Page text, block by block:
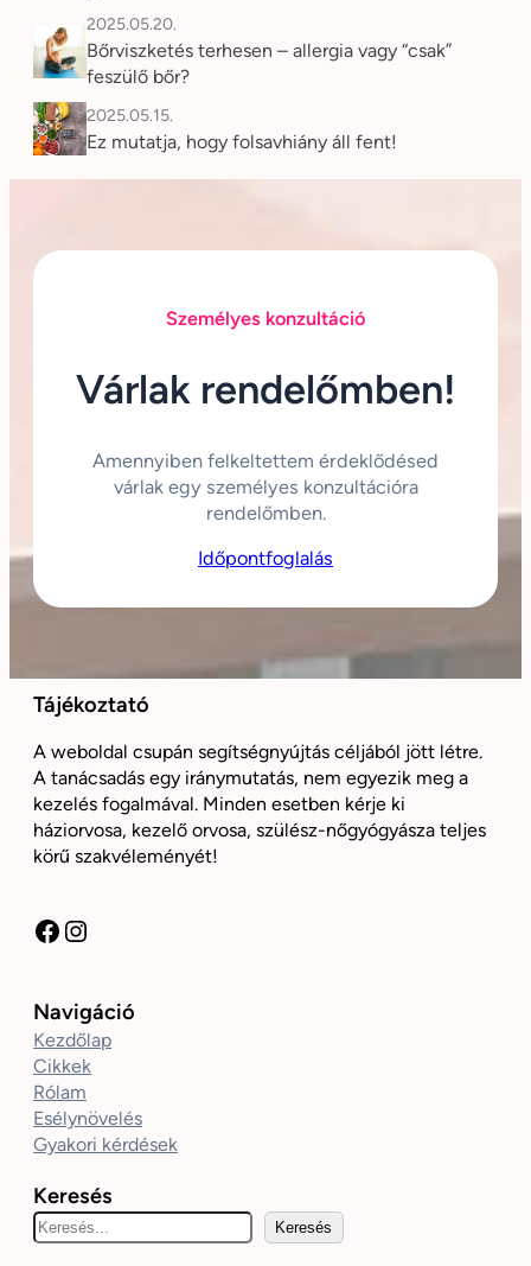
2025.05.20.
Bőrviszketés terhesen – allergia vagy “csak”
feszülő bőr?
2025.05.15.
Ez mutatja, hogy folsavhiány áll fent!
Személyes konzultáció
Várlak rendelőmben!
Amennyiben felkeltettem érdeklődésed
várlak egy személyes konzultációra
rendelőmben.
Időpontfoglalás
Tájékoztató
A weboldal csupán segítségnyújtás céljából jött létre.
A tanácsadás egy iránymutatás, nem egyezik meg a
kezelés fogalmával. Minden esetben kérje ki
háziorvosa, kezelő orvosa, szülész-nőgyógyásza teljes
körű szakvéleményét!
Facebook Instagram
Navigáció
Kezdőlap
Cikkek
Rólam
Esélynövelés
Gyakori kérdések
Keresés
K
e
Keresés